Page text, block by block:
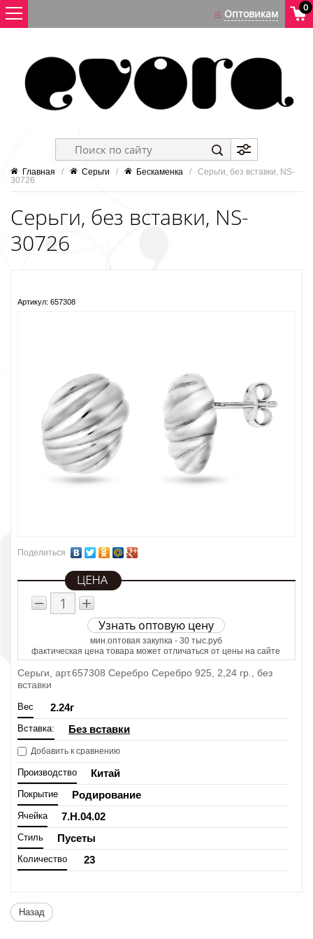
0
Главная / Серьги / Бескаменка /   Серьги, без вставки, NS-
30726
Серьги, без вставки, NS-
30726
Артикул: 657308
Поделиться
− +
Узнать оптовую цену
мин.оптовая закупка - 30 тыс.руб
фактическая цена товара может отличаться от цены на сайте
Серьги, арт.657308 Серебро Серебро 925, 2,24 гр., без
вставки
Вес 2.24г
Вставка: Без вставки
Добавить к сравнению
Производство Китай
Покрытие Родирование
Ячейка 7.H.04.02
Стиль Пусеты
Количество 23
Назад